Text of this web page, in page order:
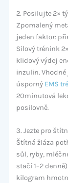
2. Posilujte 2×
Zpomalený
jeden faktor:
Silový trénink
klidový výdej
inzulin.
úsporný EMS
20minutová
posilovně.
3. Jezte pro
Štítná žláza
sůl, ryby,
stačí 1–2
kilogram